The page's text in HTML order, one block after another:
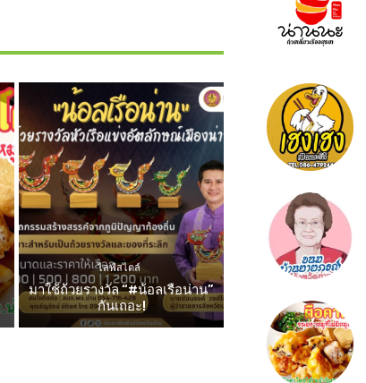
ไลฟ์สไตล์
มาใช้ถ้วยรางวัล “#น้อลเรือน่าน”
กันเถอะ!